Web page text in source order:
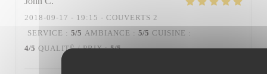
2018-09-17 - 19:15 - COUVERTS 2
SERVICE : 5/5 AMBIANCE : 5/5 CUISINE :
4/5 QUALITÉ / PRIX: 5/5